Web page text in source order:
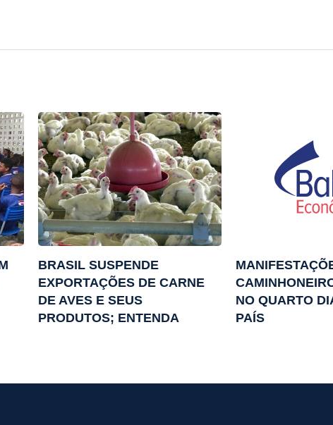
BRASIL SUSPENDE
EXPORTAÇÕES DE CARNE
DE AVES E SEUS
PRODUTOS; ENTENDA
NO QUARTO
PAÍS